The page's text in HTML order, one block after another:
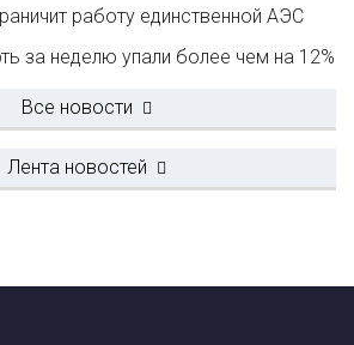
работу единственной АЭС
за неделю упали более чем на 12%
Все новости
Лента новостей